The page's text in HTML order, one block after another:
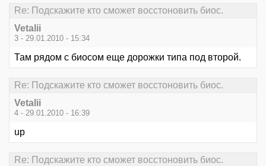
Re: Подскажите кто сможет восстоновить биос.
Vetalii
3 - 29.01.2010 - 15:34
Там рядом с биосом еще дорожки типа под второй.
Re: Подскажите кто сможет восстоновить биос.
Vetalii
4 - 29.01.2010 - 16:39
up
Re: Подскажите кто сможет восстоновить биос.